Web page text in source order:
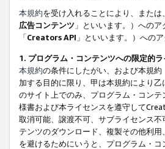
本規約を受け入れることにより、また
広告コンテンツ 」といいます。）への
「Creators API 」といいます。）への
1. プログラム・コンテンツへの限定的ラ
本規約の条件にしたがい、および本規
加する目的に限り、甲は本規約により
のサイト上でのみ、プログラム・コン
様書および本ライセンスを遵守して
取消可能、譲渡不可、サブライセンス
テンツのダウンロード、複製その他利
を避けるためにいうと、プログラム・